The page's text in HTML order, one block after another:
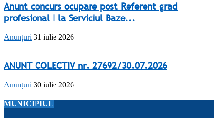
Anunt concurs ocupare post Referent grad
profesional I la Serviciul Baze...
Anunțuri 31 iulie 2026
ANUNT COLECTIV nr. 27692/30.07.2026
Anunțuri 30 iulie 2026
MUNICIPIUL